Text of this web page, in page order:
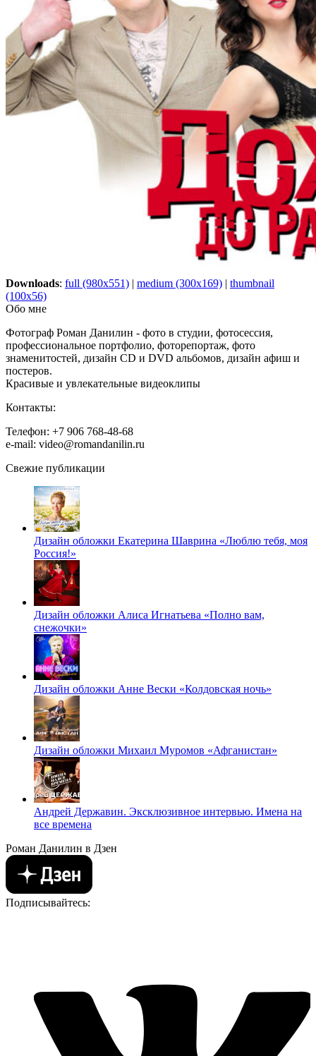
Downloads: full (980x551) | medium (300x169) | thumbnail
(100x56)
Обо мне
Фотограф Роман Данилин - фото в студии, фотосессия,
профессиональное портфолио, фоторепортаж, фото
знаменитостей, дизайн CD и DVD альбомов, дизайн афиш и
постеров.
Красивые и увлекательные видеоклипы
Контакты:
Телефон: +7 906 768-48-68
e-mail: video@romandanilin.ru
Свежие публикации
Дизайн обложки Екатерина Шаврина «Люблю тебя, моя
Россия!»
Дизайн обложки Алиса Игнатьева «Полно вам,
снежочки»
Дизайн обложки Анне Вески «Колдовская ночь»
Дизайн обложки Михаил Муромов «Афганистан»
Андрей Державин. Эксклюзивное интервью. Имена на
все времена
Роман Данилин в Дзен
Подписывайтесь: